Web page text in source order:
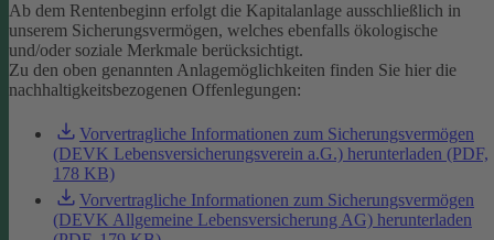
Ab dem Rentenbeginn erfolgt die Kapitalanlage ausschließlich in
unserem Sicherungsvermögen, welches ebenfalls ökologische
und/oder soziale Merkmale berücksichtigt.
Zu den oben genannten Anlagemöglichkeiten finden Sie hier die
nachhaltigkeitsbezogenen Offenlegungen:
Vorvertragliche Informationen zum Sicherungsvermögen
(DEVK Lebensversicherungsverein a.G.) herunterladen (PDF,
178 KB)
Vorvertragliche Informationen zum Sicherungsvermögen
(DEVK Allgemeine Lebensversicherung AG) herunterladen